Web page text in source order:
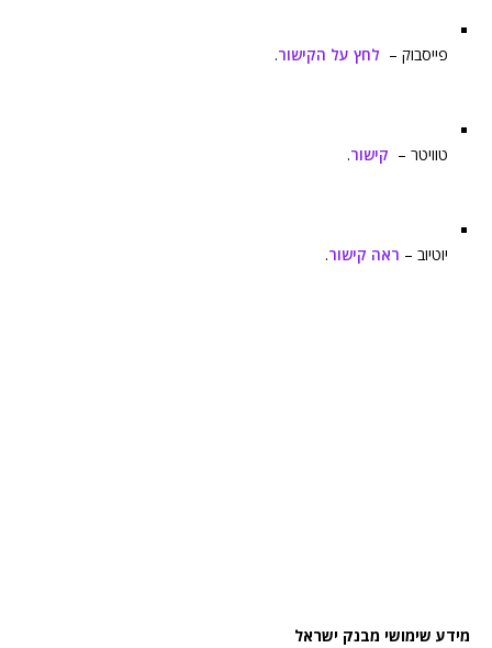
פייסבוק – לחץ על הקישור.
טוויטר – קישור.
יוטיוב – ראה קישור.
מידע שימושי מבנק ישראל